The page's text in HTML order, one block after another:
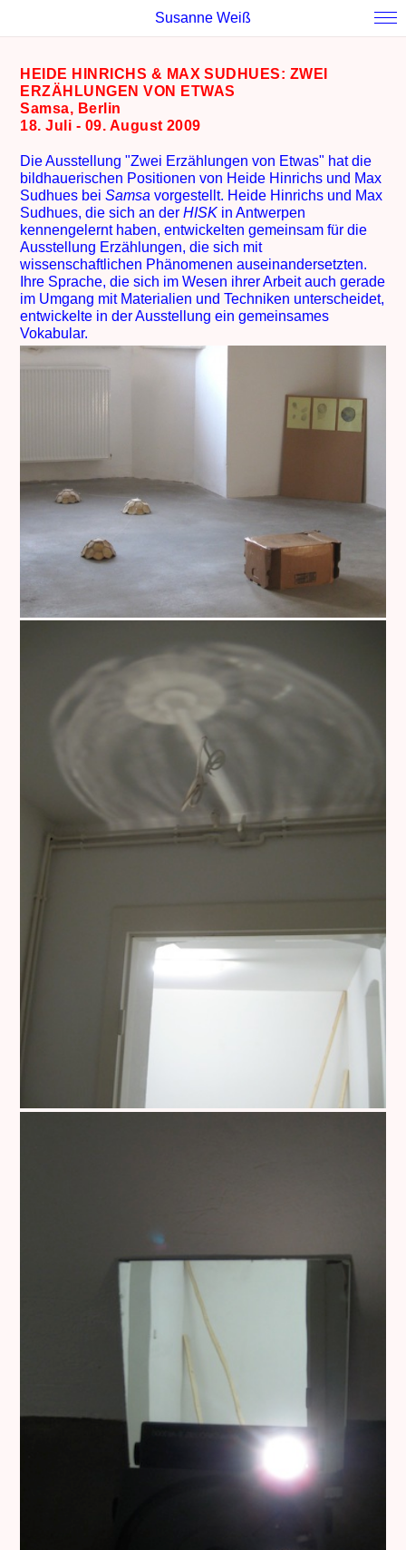
Susanne Weiß
HEIDE HINRICHS & MAX SUDHUES: ZWEI
ERZÄHLUNGEN VON ETWAS
Samsa, Berlin
18. Juli - 09. August 2009
Die Ausstellung "Zwei Erzählungen von Etwas" hat die
bildhauerischen Positionen von Heide Hinrichs und Max
Sudhues beiSamsa vorgestellt. Heide Hinrichs und Max
Sudhues, die sich an derHISK in Antwerpen
kennengelernt haben, entwickelten gemeinsam für die
Ausstellung Erzählungen, die sich mit
wissenschaftlichen Phänomenen auseinandersetzten.
Ihre Sprache, die sich im Wesen ihrer Arbeit auch gerade
im Umgang mit Materialien und Techniken unterscheidet,
entwickelte in der Ausstellung ein gemeinsames
Vokabular.